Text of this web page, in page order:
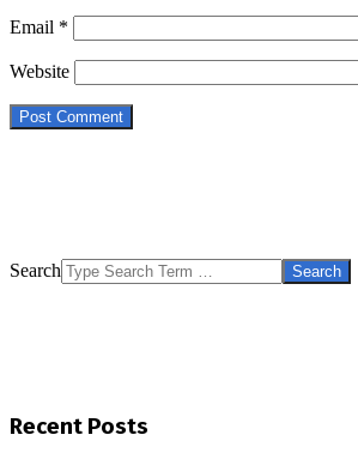
Email *
Website
Search
Recent Posts